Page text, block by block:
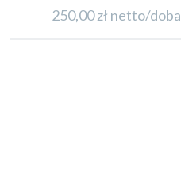
250,00zł netto/doba